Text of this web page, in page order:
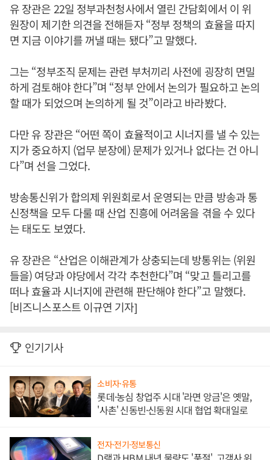
유 장관은 22일 정부과천청사에서 열린 간담회에서 이 위
원장이 제기한 의견을 전해듣자 “정부 정책의 효율을 따지
면 지금 이야기를 꺼낼 때는 됐다”고 말했다.
그는 “정부조직 문제는 관련 부처끼리 사전에 굉장히 면밀
하게 검토해야 한다”며 “정부 안에서 논의가 필요하고 논의
할 때가 되었으며 논의하게 될 것”이라고 바라봤다.
다만 유 장관은 “어떤 쪽이 효율적이고 시너지를 낼 수 있는
지가 중요하지 (업무 분장에) 문제가 있거나 없다는 건 아니
다”며 선을 그었다.
방송통신위가 합의제 위원회로서 운영되는 만큼 방송과 통
신정책을 모두 다룰 때 산업 진흥에 어려움을 겪을 수 있다
는 태도도 보였다.
유 장관은 “산업은 이해관계가 상충되는데 방통위는 (위원
들을) 여당과 야당에서 각각 추천한다”며 “맞고 틀리고를
떠나 효율과 시너지에 관련해 판단해야 한다”고 말했다.
[비즈니스포스트 이규연 기자]
인기기사
소비자·유통
롯데·농심 창업주 시대 '라면 앙금'은 옛말,
'사촌' 신동빈·신동원 시대 협업 확대일로
전자·전기·정보통신